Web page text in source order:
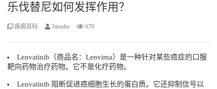
乐伐替尼如何发挥作用？
疾病百科 Jitender 679
Lenvatinib（商品名：Lenvima）是一种针对某些癌症的口服
靶向药物治疗药物。它不是化疗药物。
Lenvatinib 阻断促进癌细胞生长的蛋白质。它还抑制信号以